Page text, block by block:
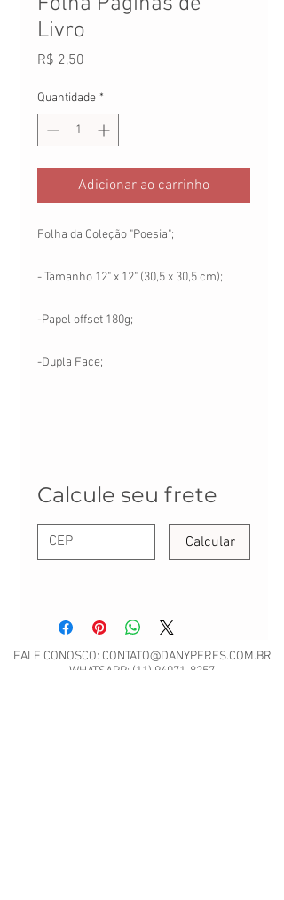
Livro
R$ 2,50
Quantidade *
Adicionar ao carrinho
Folha da Coleção "Poesia";
- Tamanho 12" x 12" (30,5 x 30,5 cm);
-Papel offset 180g;
-Dupla Face;
Calcule seu frete
Calcular
FALE CONOSCO: CONTATO@DANYPERES.COM.BR
WHATSAPP: (11) 94071-8257